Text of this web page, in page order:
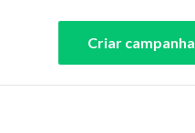
Criar campanha